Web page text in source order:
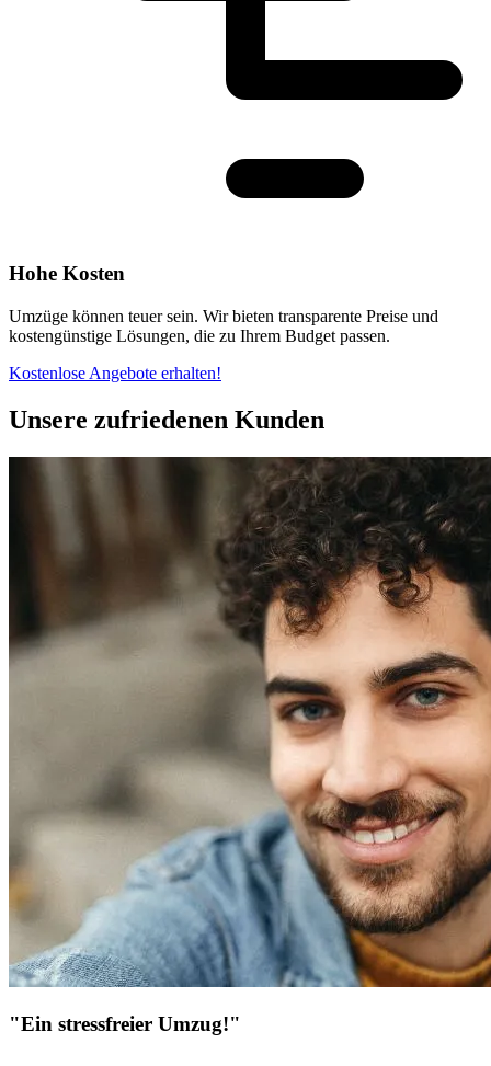
Hohe Kosten
Umzüge können teuer sein. Wir bieten transparente Preise und
kostengünstige Lösungen, die zu Ihrem Budget passen.
Kostenlose Angebote erhalten!
Unsere zufriedenen Kunden
"Ein stressfreier Umzug!"